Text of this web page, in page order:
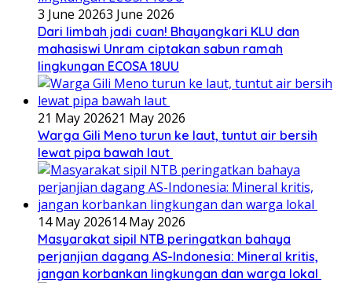
3 June 20263 June 2026
Dari limbah jadi cuan! Bhayangkari KLU dan
mahasiswi Unram ciptakan sabun ramah
lingkungan ECOSA 18UU
21 May 202621 May 2026
Warga Gili Meno turun ke laut, tuntut air bersih
lewat pipa bawah laut
14 May 202614 May 2026
Masyarakat sipil NTB peringatkan bahaya
perjanjian dagang AS-Indonesia: Mineral kritis,
jangan korbankan lingkungan dan warga lokal